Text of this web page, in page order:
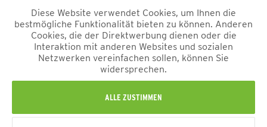
sowie Geschenkgutscheine sind vom Rabatt ausgeschlossen. Der
Rabattcode ist nicht mit anderen Aktionen oder Gutscheinen
kombinierbar. Der Mindestbestellwert beträgt 50 €
*Alle Preise verstehen sich inkl. Mehrwertsteuer und zzgl.
und ggf. Nachnahmegebühren, wenn nicht anders
beschrieben.
Diese Website verwendet Cookies, um Ihnen die
bestmögliche Funktionalität bieten zu können. Anderen
Cookies, die der Direktwerbung dienen oder die
Interaktion mit anderen Websites und sozialen
Netzwerken vereinfachen sollen, können Sie
widersprechen.